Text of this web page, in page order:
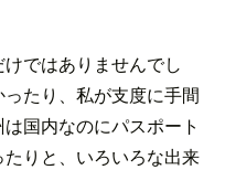
ではありませんでし
たり、私が支度に手間
国内なのにパスポート
りと、いろいろな出来